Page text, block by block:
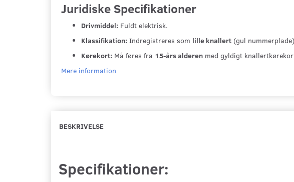
Juridiske Specifikationer
Drivmiddel: Fuldt elektrisk.
Klassifikation: Indregistreres som lille knallert (gul
Kørekort: Må føres fra 15-års alderen med gyldigt
Mere information
BESKRIVELSE
Specifikationer: